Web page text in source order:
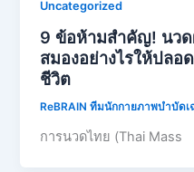
Uncategorized
9 ข้อห้ามสำคัญ! นว
สมองอย่างไรให้ปลอ
ชีวิต
ReBRAIN ทีมนักกายภาพบำบัด
การนวดไทย (Thai Mass